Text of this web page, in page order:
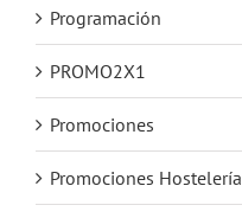
Programación
PROMO2X1
Promociones
Promociones Hostelería